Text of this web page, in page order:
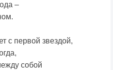
–
с первой звездой,
собой